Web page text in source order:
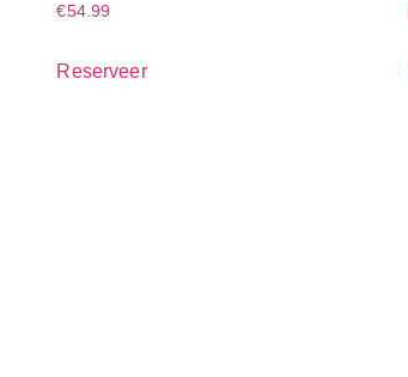
€54.99
Reserveer